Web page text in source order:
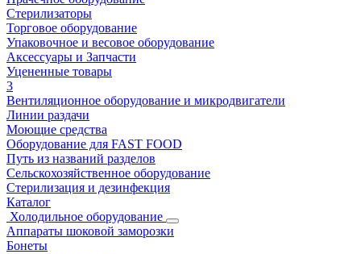
Стерилизаторы
Торговое оборудование
Упаковочное и весовое оборудование
Аксессуары и Запчасти
Уцененные товары
3
Вентиляционное оборудование и микродвигатели
Линии раздачи
Моющие средства
Оборудование для FAST FOOD
Путь из названий разделов
Сельскохозяйственное оборудование
Стерилизация и дезинфекция
Каталог
Холодильное оборудование
Аппараты шоковой заморозки
Бонеты